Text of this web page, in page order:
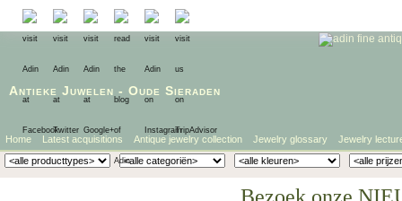
Antieke Juwelen - Oude Sieraden
Home Latest acquisitions Antique jewelry collection Jewelry glossary Jewelry